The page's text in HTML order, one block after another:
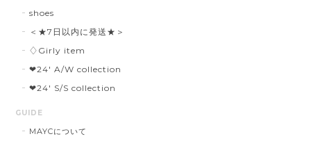
shoes
＜★7日以内に発送★＞
♢Girly item
❤︎24' A/W collection
❤︎24' S/S collection
GUIDE
MAYCについて